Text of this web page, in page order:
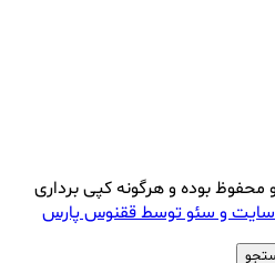
محفوظ بوده و هرگونه کپی برداری
و سئو توسط ققنوس پارس